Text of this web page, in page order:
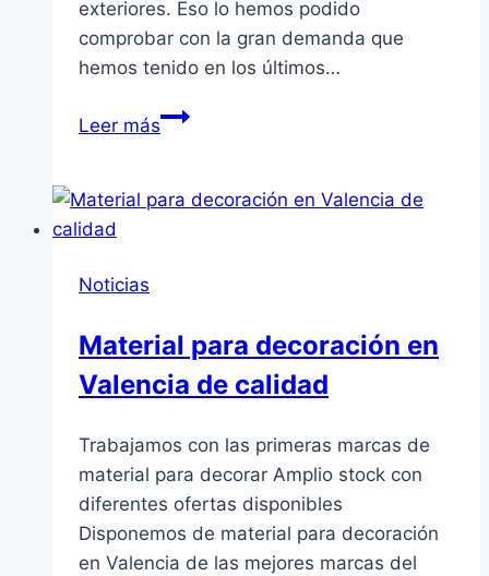
exteriores. Eso lo hemos podido
comprobar con la gran demanda que
hemos tenido en los últimos…
Leer másMicrocemento
el
Noticias
Material para decoración en
Valencia de calidad
Trabajamos con las primeras marcas de
material para decorar Amplio stock con
diferentes ofertas disponibles
Disponemos de material para decoración
en Valencia de las mejores marcas del